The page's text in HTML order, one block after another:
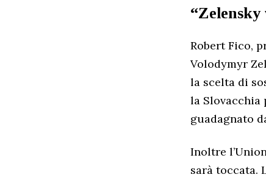
“Zelensky
Robert Fico,
Volodymyr
la scelta di
la Slovacchia
guadagnato
Inoltre
sarà toccata.